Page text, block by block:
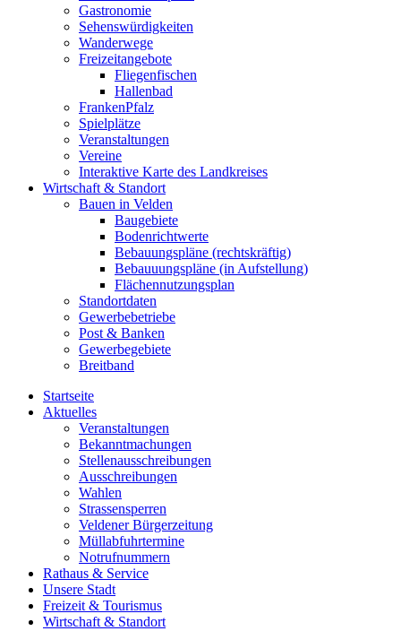
Gastronomie
Sehenswürdigkeiten
Wanderwege
Freizeitangebote
Fliegenfischen
Hallenbad
FrankenPfalz
Spielplätze
Veranstaltungen
Vereine
Interaktive Karte des Landkreises
Wirtschaft & Standort
Bauen in Velden
Baugebiete
Bodenrichtwerte
Bebauungspläne (rechtskräftig)
Bebauuungspläne (in Aufstellung)
Flächennutzungsplan
Standortdaten
Gewerbebetriebe
Post & Banken
Gewerbegebiete
Breitband
Startseite
Aktuelles
Veranstaltungen
Bekanntmachungen
Stellenausschreibungen
Ausschreibungen
Wahlen
Strassensperren
Veldener Bürgerzeitung
Müllabfuhrtermine
Notrufnummern
Rathaus & Service
Unsere Stadt
Freizeit & Tourismus
Wirtschaft & Standort